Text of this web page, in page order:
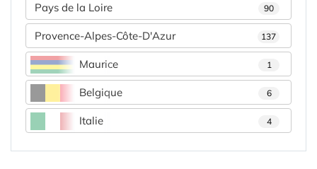
Pays de la Loire 90
Provence-Alpes-Côte-D'Azur 137
Maurice 1
Belgique 6
Italie 4